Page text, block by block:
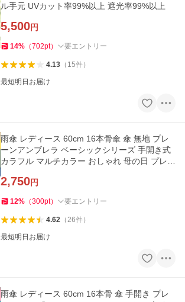
ル手元 UVカット率99%以上 遮光率99%以上
5,500円
14% （702pt） 要エントリー
4.13（ 15件）
最短明日お届け
雨傘 レディース 60cm 16本骨傘 傘 無地 プレ
ーンアンブレラ ベーシックシリーズ 手開き式
カラフル マルチカラー おしゃれ 母の日 プレゼ
2,750円
12% （300pt） 要エントリー
4.62（26件）
最短明日お届け
雨傘 レディース 60cm 16本骨 傘 手開き プレ